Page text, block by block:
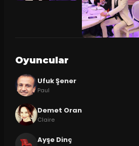
Oyuncular
Ufuk Şener
Paul
Demet Oran
Claire
Ayşe Dinç